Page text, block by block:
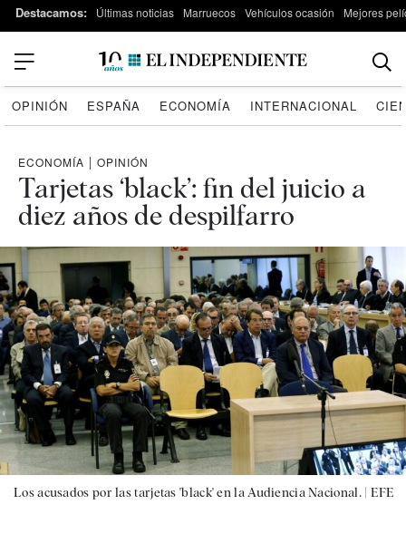
Destacamos: Últimas noticias Marruecos Vehículos ocasión Mejores
OPINIÓN ESPAÑA ECONOMÍA INTERNACIONAL
ECONOMÍA | OPINIÓN
Tarjetas ‘black’: fin del juicio a
diez años de despilfarro
Los acusados por las tarjetas 'black' en la Audiencia Nacional. | EFE